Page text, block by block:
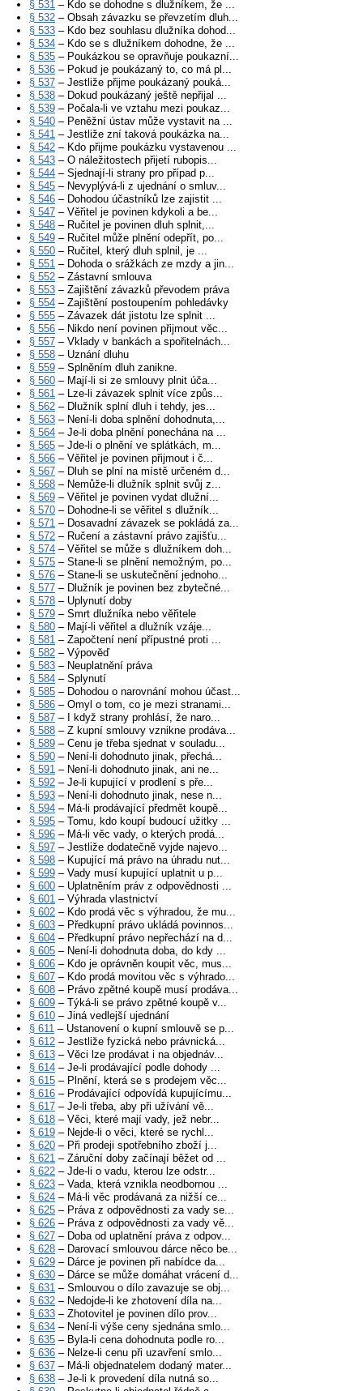
§ 531 – Kdo se dohodne s dlužníkem, že ...
§ 532 – Obsah závazku se převzetím dluh...
§ 533 – Kdo bez souhlasu dlužníka dohod...
§ 534 – Kdo se s dlužníkem dohodne, že ...
§ 535 – Poukázkou se opravňuje poukazní...
§ 536 – Pokud je poukázaný to, co má pl...
§ 537 – Jestliže přijme poukázaný pouká...
§ 538 – Dokud poukázaný ještě nepřijal ...
§ 539 – Počala-li ve vztahu mezi poukaz...
§ 540 – Peněžní ústav může vystavit na ...
§ 541 – Jestliže zní taková poukázka na...
§ 542 – Kdo přijme poukázku vystavenou ...
§ 543 – O náležitostech přijetí rubopis...
§ 544 – Sjednají-li strany pro případ p...
§ 545 – Nevyplývá-li z ujednání o smluv...
§ 546 – Dohodou účastníků lze zajistit ...
§ 547 – Věřitel je povinen kdykoli a be...
§ 548 – Ručitel je povinen dluh splnit,...
§ 549 – Ručitel může plnění odepřít, po...
§ 550 – Ručitel, který dluh splnil, je ...
§ 551 – Dohoda o srážkách ze mzdy a jin...
§ 552 – Zástavní smlouva
§ 553 – Zajištění závazků převodem práva
§ 554 – Zajištění postoupením pohledávky
§ 555 – Závazek dát jistotu lze splnit ...
§ 556 – Nikdo není povinen přijmout věc...
§ 557 – Vklady v bankách a spořitelnách...
§ 558 – Uznání dluhu
§ 559 – Splněním dluh zanikne.
§ 560 – Mají-li si ze smlouvy plnit úča...
§ 561 – Lze-li závazek splnit více způs...
§ 562 – Dlužník splní dluh i tehdy, jes...
§ 563 – Není-li doba splnění dohodnuta,...
§ 564 – Je-li doba plnění ponechána na ...
§ 565 – Jde-li o plnění ve splátkách, m...
§ 566 – Věřitel je povinen přijmout i č...
§ 567 – Dluh se plní na místě určeném d...
§ 568 – Nemůže-li dlužník splnit svůj z...
§ 569 – Věřitel je povinen vydat dlužní...
§ 570 – Dohodne-li se věřitel s dlužník...
§ 571 – Dosavadní závazek se pokládá za...
§ 572 – Ručení a zástavní právo zajišťu...
§ 574 – Věřitel se může s dlužníkem doh...
§ 575 – Stane-li se plnění nemožným, po...
§ 576 – Stane-li se uskutečnění jednoho...
§ 577 – Dlužník je povinen bez zbytečné...
§ 578 – Uplynutí doby
§ 579 – Smrt dlužníka nebo věřitele
§ 580 – Mají-li věřitel a dlužník vzáje...
§ 581 – Započtení není přípustné proti ...
§ 582 – Výpověď
§ 583 – Neuplatnění práva
§ 584 – Splynutí
§ 585 – Dohodou o narovnání mohou účast...
§ 586 – Omyl o tom, co je mezi stranami...
§ 587 – I když strany prohlásí, že naro...
§ 588 – Z kupní smlouvy vznikne prodáva...
§ 589 – Cenu je třeba sjednat v souladu...
§ 590 – Není-li dohodnuto jinak, přechá...
§ 591 – Není-li dohodnuto jinak, ani ne...
§ 592 – Je-li kupující v prodlení s pře...
§ 593 – Není-li dohodnuto jinak, nese n...
§ 594 – Má-li prodávající předmět koupě...
§ 595 – Tomu, kdo koupí budoucí užitky ...
§ 596 – Má-li věc vady, o kterých prodá...
§ 597 – Jestliže dodatečně vyjde najevo...
§ 598 – Kupující má právo na úhradu nut...
§ 599 – Vady musí kupující uplatnit u p...
§ 600 – Uplatněním práv z odpovědnosti ...
§ 601 – Výhrada vlastnictví
§ 602 – Kdo prodá věc s výhradou, že mu...
§ 603 – Předkupní právo ukládá povinnos...
§ 604 – Předkupní právo nepřechází na d...
§ 605 – Není-li dohodnuta doba, do kdy ...
§ 606 – Kdo je oprávněn koupit věc, mus...
§ 607 – Kdo prodá movitou věc s výhrado...
§ 608 – Právo zpětné koupě musí prodáva...
§ 609 – Týká-li se právo zpětné koupě v...
§ 610 – Jiná vedlejší ujednání
§ 611 – Ustanovení o kupní smlouvě se p...
§ 612 – Jestliže fyzická nebo právnická...
§ 613 – Věci lze prodávat i na objednáv...
§ 614 – Je-li prodávající podle dohody ...
§ 615 – Plnění, která se s prodejem věc...
§ 616 – Prodávající odpovídá kupujícímu...
§ 617 – Je-li třeba, aby při užívání vě...
§ 618 – Věci, které mají vady, jež nebr...
§ 619 – Nejde-li o věci, které se rychl...
§ 620 – Při prodeji spotřebního zboží j...
§ 621 – Záruční doby začínají běžet od ...
§ 622 – Jde-li o vadu, kterou lze odstr...
§ 623 – Vada, která vznikla neodbornou ...
§ 624 – Má-li věc prodávaná za nižší ce...
§ 625 – Práva z odpovědnosti za vady se...
§ 626 – Práva z odpovědnosti za vady vě...
§ 627 – Doba od uplatnění práva z odpov...
§ 628 – Darovací smlouvou dárce něco be...
§ 629 – Dárce je povinen při nabídce da...
§ 630 – Dárce se může domáhat vrácení d...
§ 631 – Smlouvou o dílo zavazuje se obj...
§ 632 – Nedojde-li ke zhotovení díla na...
§ 633 – Zhotovitel je povinen dílo prov...
§ 634 – Není-li výše ceny sjednána smlo...
§ 635 – Byla-li cena dohodnuta podle ro...
§ 636 – Nelze-li cenu při uzavření smlo...
§ 637 – Má-li objednatelem dodaný mater...
§ 638 – Je-li k provedení díla nutná so...